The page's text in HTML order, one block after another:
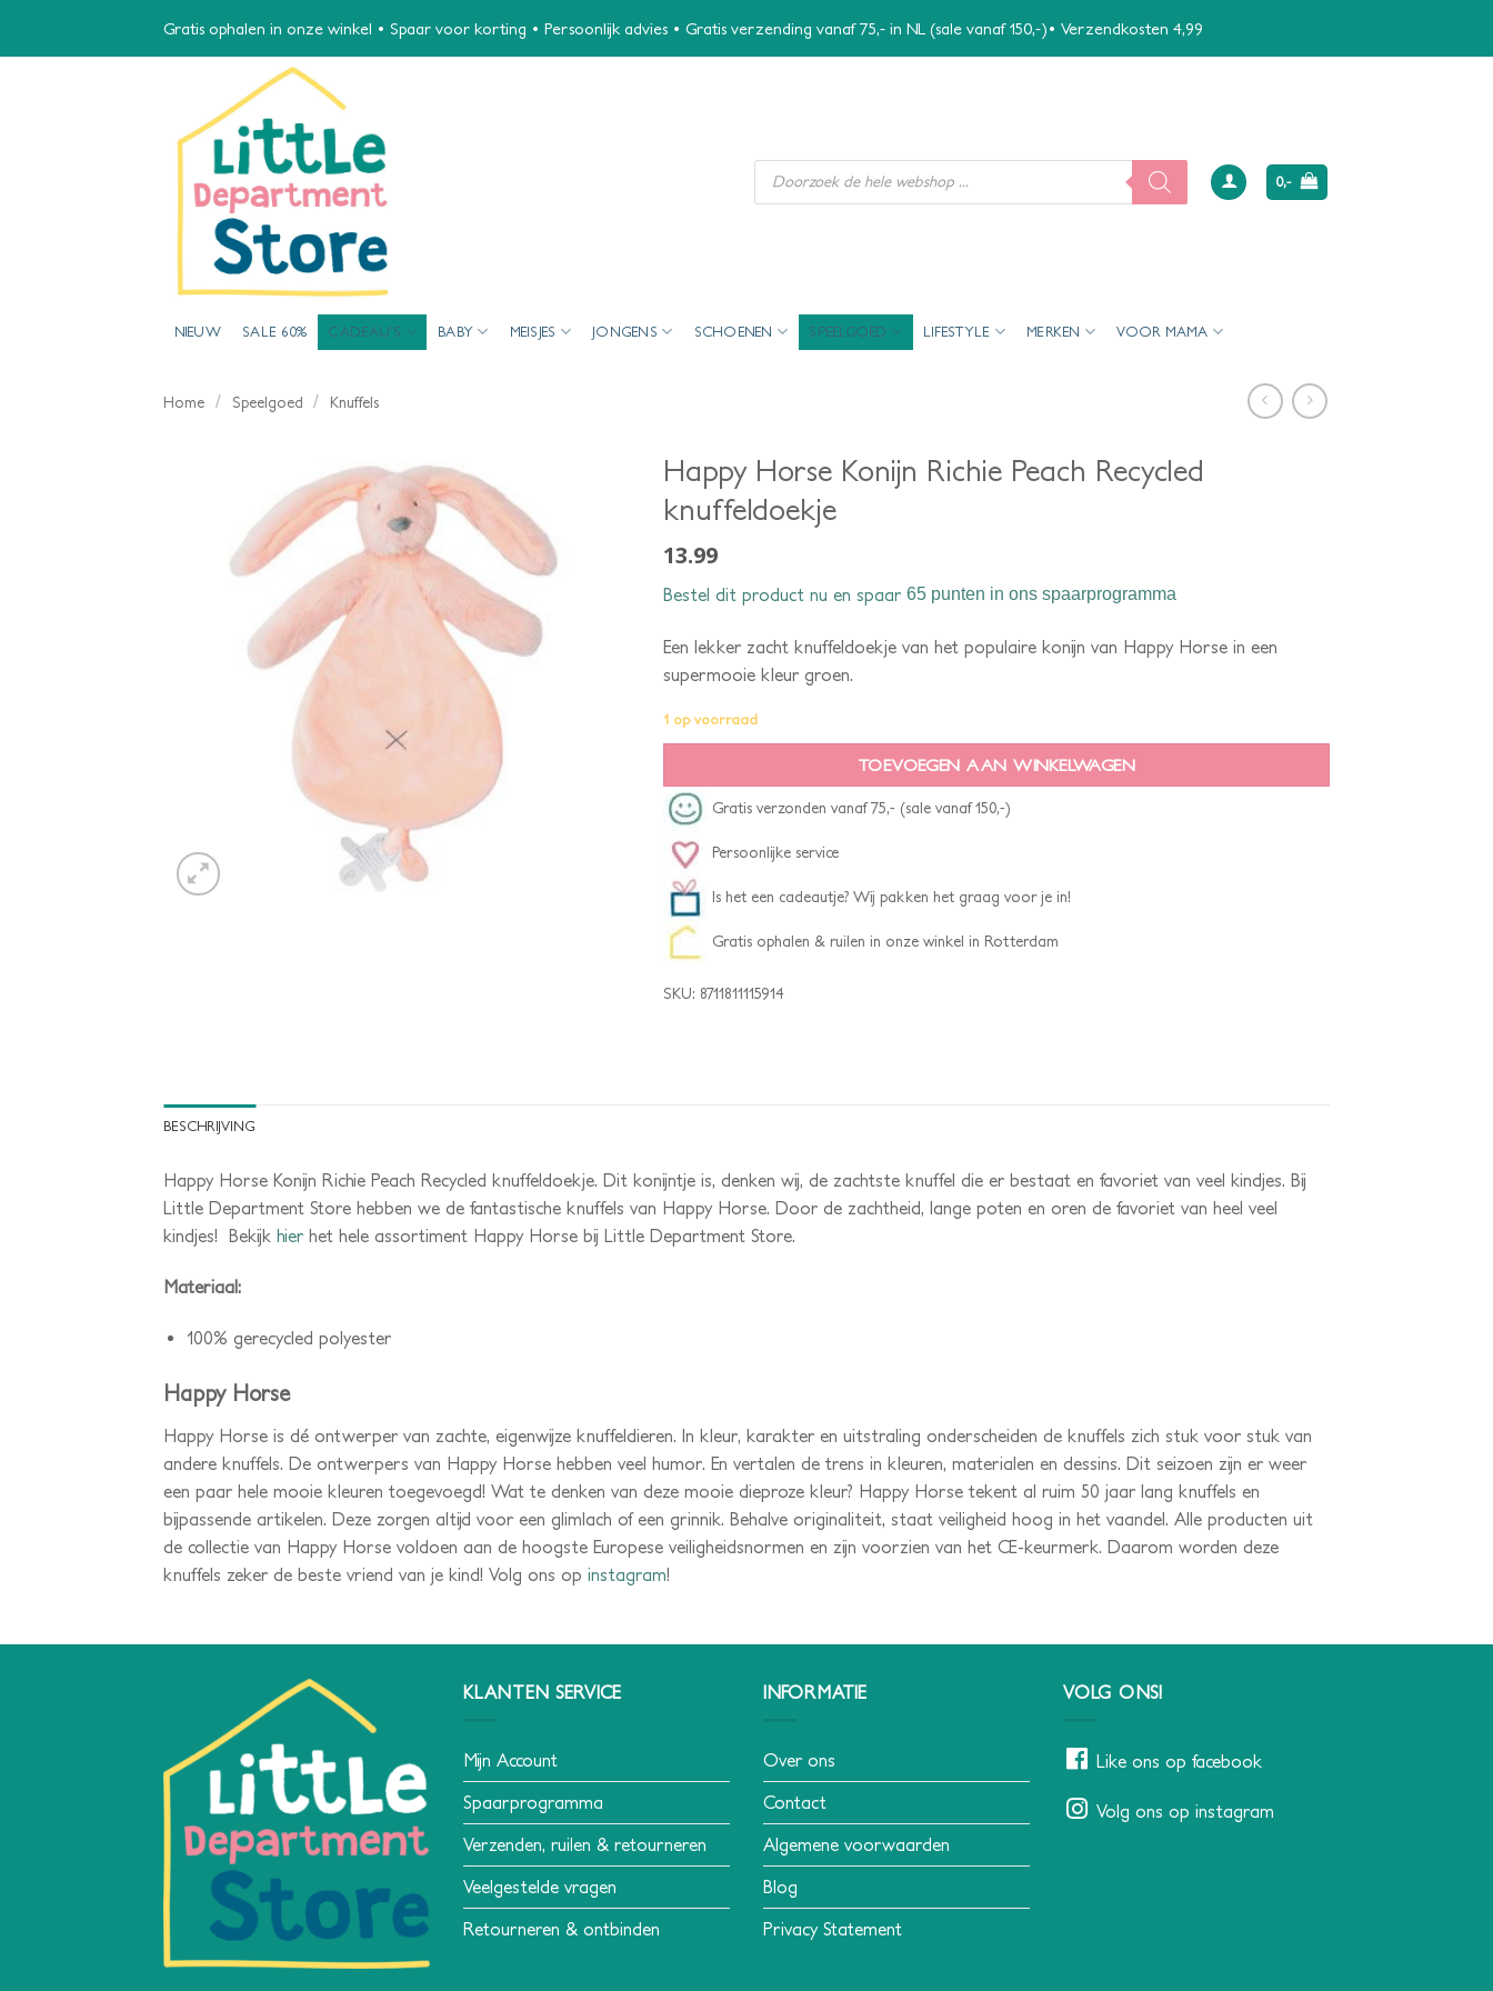
Gratis ophalen in onze winkel • Spaar voor korting • Persoonlijk advies • Gratis verzending vanaf 75,- in NL (sale vanaf 150,-)• Verzendkosten 4,99
Producten
zoeken
0,-
NIEUW SALE 60% CADEAU’S BABY MEISJES JONGENS SCHOENEN SPEELGOED LIFESTYLE MERKEN VOOR MAMA
Home / Speelgoed / Knuffels
Happy Horse Konijn Richie Peach Recycled
knuffeldoekje
13.99
Bestel dit product nu en spaar 65 punten in ons spaarprogramma
Een lekker zacht knuffeldoekje van het populaire konijn van Happy Horse in een
supermooie kleur groen.
1 op voorraad
TOEVOEGEN AAN WINKELWAGEN
Gratis verzonden vanaf 75,- (sale vanaf 150,-)
Persoonlijke service
Is het een cadeautje? Wij pakken het graag voor je in!
Gratis ophalen & ruilen in onze winkel in Rotterdam
SKU: 8711811115914
BESCHRIJVING
Happy Horse Konijn Richie Peach Recycled knuffeldoekje. Dit konijntje is, denken wij, de zachtste knuffel die er bestaat en favoriet van veel kindjes. Bij
Little Department Store hebben we de fantastische knuffels van Happy Horse. Door de zachtheid, lange poten en oren de favoriet van heel veel
kindjes! Bekijk hier het hele assortiment Happy Horse bij Little Department Store.
Materiaal:
100% gerecycled polyester
Happy Horse
Happy Horse is dé ontwerper van zachte, eigenwijze knuffeldieren. In kleur, karakter en uitstraling onderscheiden de knuffels zich stuk voor stuk van
andere knuffels. De ontwerpers van Happy Horse hebben veel humor. En vertalen de trens in kleuren, materialen en dessins. Dit seizoen zijn er weer
een paar hele mooie kleuren toegevoegd! Wat te denken van deze mooie dieproze kleur? Happy Horse tekent al ruim 50 jaar lang knuffels en
bijpassende artikelen. Deze zorgen altijd voor een glimlach of een grinnik. Behalve originaliteit, staat veiligheid hoog in het vaandel. Alle producten uit
de collectie van Happy Horse voldoen aan de hoogste Europese veiligheidsnormen en zijn voorzien van het CE-keurmerk. Daarom worden deze
knuffels zeker de beste vriend van je kind! Volg ons op instagram!
KLANTEN SERVICE
Mijn Account
Spaarprogramma
Verzenden, ruilen & retourneren
Veelgestelde vragen
Retourneren & ontbinden
INFORMATIE
Over ons
Contact
Algemene voorwaarden
Blog
Privacy Statement
VOLG ONS!
Like ons op facebook
Volg ons op instagram